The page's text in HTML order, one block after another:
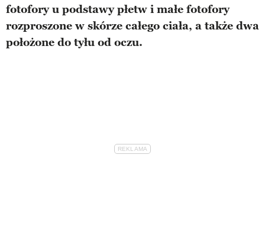
fotofory u podstawy płetw i małe fotofory
rozproszone w skórze całego ciała, a także dwa
położone do tyłu od oczu.